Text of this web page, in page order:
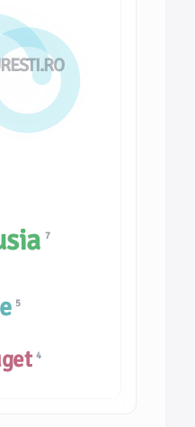
4
5
7